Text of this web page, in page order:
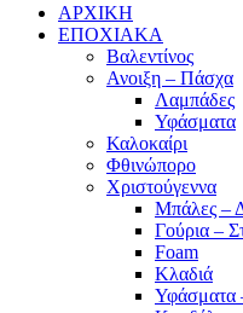
ΑΡΧΙΚΗ
ΕΠΟΧΙΑΚΑ
Βαλεντίνος
Ανοιξη – Πάσχα
Λαμπάδες
Υφάσματα
Καλοκαίρι
Φθινώπορο
Χριστούγεννα
Μπάλες –
Γούρια –
Foam
Κλαδιά
Υφάσματα